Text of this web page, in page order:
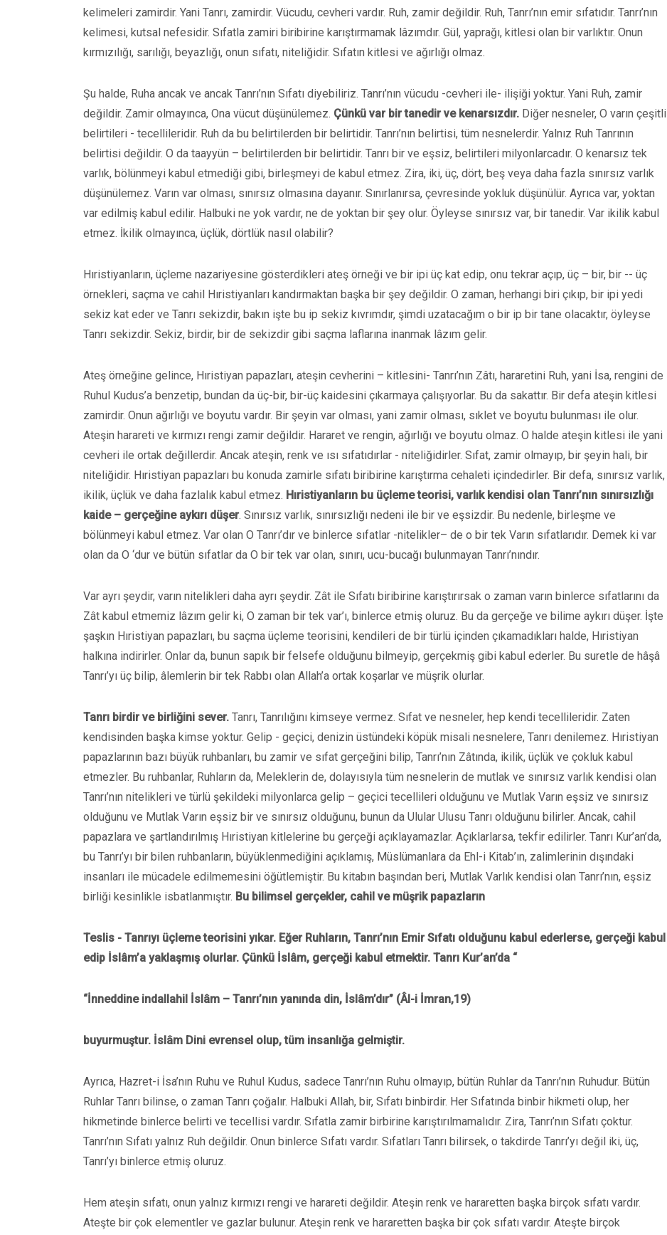
kelimeleri zamirdir. Yani Tanrı, zamirdir. Vücudu, cevheri vardır. Ruh, zamir değildir. Ruh, Tanrı’nın emir sıfatıdır. Tanrı’nın
kelimesi, kutsal nefesidir. Sıfatla zamiri biribirine karıştırmamak lâzımdır. Gül, yaprağı, kitlesi olan bir varlıktır. Onun
kırmızılığı, sarılığı, beyazlığı, onun sıfatı, niteliğidir. Sıfatın kitlesi ve ağırlığı olmaz.
Şu halde, Ruha ancak ve ancak Tanrı’nın Sıfatı diyebiliriz. Tanrı’nın vücudu -cevheri ile- ilişiği yoktur. Yani Ruh, zamir
değildir. Zamir olmayınca, Ona vücut düşünülemez. Çünkü var bir tanedir ve kenarsızdır. Diğer nesneler, O varın çeşitli
belirtileri - tecellileridir. Ruh da bu belirtilerden bir belirtidir. Tanrı’nın belirtisi, tüm nesnelerdir. Yalnız Ruh Tanrının
belirtisi değildir. O da taayyün – belirtilerden bir belirtidir. Tanrı bir ve eşsiz, belirtileri milyonlarcadır. O kenarsız tek
varlık, bölünmeyi kabul etmediği gibi, birleşmeyi de kabul etmez. Zira, iki, üç, dört, beş veya daha fazla sınırsız varlık
düşünülemez. Varın var olması, sınırsız olmasına dayanır. Sınırlanırsa, çevresinde yokluk düşünülür. Ayrıca var, yoktan
var edilmiş kabul edilir. Halbuki ne yok vardır, ne de yoktan bir şey olur. Öyleyse sınırsız var, bir tanedir. Var ikilik kabul
etmez. İkilik olmayınca, üçlük, dörtlük nasıl olabilir?
Hıristiyanların, üçleme nazariyesine gösterdikleri ateş örneği ve bir ipi üç kat edip, onu tekrar açıp, üç – bir, bir -- üç
örnekleri, saçma ve cahil Hıristiyanları kandırmaktan başka bir şey değildir. O zaman, herhangi biri çıkıp, bir ipi yedi
sekiz kat eder ve Tanrı sekizdir, bakın işte bu ip sekiz kıvrımdır, şimdi uzatacağım o bir ip bir tane olacaktır, öyleyse
Tanrı sekizdir. Sekiz, birdir, bir de sekizdir gibi saçma laflarına inanmak lâzım gelir.
Ateş örneğine gelince, Hıristiyan papazları, ateşin cevherini – kitlesini- Tanrı’nın Zâtı, hararetini Ruh, yani İsa, rengini de
Ruhul Kudus’a benzetip, bundan da üç-bir, bir-üç kaidesini çıkarmaya çalışıyorlar. Bu da sakattır. Bir defa ateşin kitlesi
zamirdir. Onun ağırlığı ve boyutu vardır. Bir şeyin var olması, yani zamir olması, sıklet ve boyutu bulunması ile olur.
Ateşin harareti ve kırmızı rengi zamir değildir. Hararet ve rengin, ağırlığı ve boyutu olmaz. O halde ateşin kitlesi ile yani
cevheri ile ortak değillerdir. Ancak ateşin, renk ve ısı sıfatıdırlar - niteliğidirler. Sıfat, zamir olmayıp, bir şeyin hali, bir
niteliğidir. Hıristiyan papazları bu konuda zamirle sıfatı biribirine karıştırma cehaleti içindedirler. Bir defa, sınırsız varlık,
ikilik, üçlük ve daha fazlalık kabul etmez. Hıristiyanların bu üçleme teorisi, varlık kendisi olan Tanrı’nın sınırsızlığı
kaide – gerçeğine aykırı düşer. Sınırsız varlık, sınırsızlığı nedeni ile bir ve eşsizdir. Bu nedenle, birleşme ve
bölünmeyi kabul etmez. Var olan O Tanrı’dır ve binlerce sıfatlar -nitelikler– de o bir tek Varın sıfatlarıdır. Demek ki var
olan da O ‘dur ve bütün sıfatlar da O bir tek var olan, sınırı, ucu-bucağı bulunmayan Tanrı’nındır.
Var ayrı şeydir, varın nitelikleri daha ayrı şeydir. Zât ile Sıfatı biribirine karıştırırsak o zaman varın binlerce sıfatlarını da
Zât kabul etmemiz lâzım gelir ki, O zaman bir tek var’ı, binlerce etmiş oluruz. Bu da gerçeğe ve bilime aykırı düşer. İşte
şaşkın Hıristiyan papazları, bu saçma üçleme teorisini, kendileri de bir türlü içinden çıkamadıkları halde, Hıristiyan
halkına indirirler. Onlar da, bunun sapık bir felsefe olduğunu bilmeyip, gerçekmiş gibi kabul ederler. Bu suretle de hâşâ
Tanrı’yı üç bilip, âlemlerin bir tek Rabbı olan Allah’a ortak koşarlar ve müşrik olurlar.
Tanrı birdir ve birliğini sever. Tanrı, Tanrılığını kimseye vermez. Sıfat ve nesneler, hep kendi tecellileridir. Zaten
kendisinden başka kimse yoktur. Gelip - geçici, denizin üstündeki köpük misali nesnelere, Tanrı denilemez. Hıristiyan
papazlarının bazı büyük ruhbanları, bu zamir ve sıfat gerçeğini bilip, Tanrı’nın Zâtında, ikilik, üçlük ve çokluk kabul
etmezler. Bu ruhbanlar, Ruhların da, Meleklerin de, dolayısıyla tüm nesnelerin de mutlak ve sınırsız varlık kendisi olan
Tanrı’nın nitelikleri ve türlü şekildeki milyonlarca gelip – geçici tecellileri olduğunu ve Mutlak Varın eşsiz ve sınırsız
olduğunu ve Mutlak Varın eşsiz bir ve sınırsız olduğunu, bunun da Ulular Ulusu Tanrı olduğunu bilirler. Ancak, cahil
papazlara ve şartlandırılmış Hıristiyan kitlelerine bu gerçeği açıklayamazlar. Açıklarlarsa, tekfir edilirler. Tanrı Kur’an’da,
bu Tanrı’yı bir bilen ruhbanların, büyüklenmediğini açıklamış, Müslümanlara da Ehl-i Kitab’ın, zalimlerinin dışındaki
insanları ile mücadele edilmemesini öğütlemiştir. Bu kitabın başından beri, Mutlak Varlık kendisi olan Tanrı’nın, eşsiz
birliği kesinlikle isbatlanmıştır. Bu bilimsel gerçekler, cahil ve müşrik papazların
Teslis - Tanrıyı üçleme teorisini yıkar. Eğer Ruhların, Tanrı’nın Emir Sıfatı olduğunu kabul ederlerse, gerçeği kabul
edip İslâm’a yaklaşmış olurlar. Çünkü İslâm, gerçeği kabul etmektir. Tanrı Kur’an’da “
“İnneddine indallahil İslâm – Tanrı’nın yanında din, İslâm’dır” (Âl-i İmran,19)
buyurmuştur. İslâm Dini evrensel olup, tüm insanlığa gelmiştir.
Ayrıca, Hazret-i İsa’nın Ruhu ve Ruhul Kudus, sadece Tanrı’nın Ruhu olmayıp, bütün Ruhlar da Tanrı’nın Ruhudur. Bütün
Ruhlar Tanrı bilinse, o zaman Tanrı çoğalır. Halbuki Allah, bir, Sıfatı binbirdir. Her Sıfatında binbir hikmeti olup, her
hikmetinde binlerce belirti ve tecellisi vardır. Sıfatla zamir birbirine karıştırılmamalıdır. Zira, Tanrı’nın Sıfatı çoktur.
Tanrı’nın Sıfatı yalnız Ruh değildir. Onun binlerce Sıfatı vardır. Sıfatları Tanrı bilirsek, o takdirde Tanrı’yı değil iki, üç,
Tanrı’yı binlerce etmiş oluruz.
Hem ateşin sıfatı, onun yalnız kırmızı rengi ve harareti değildir. Ateşin renk ve hararetten başka birçok sıfatı vardır.
Ateşte bir çok elementler ve gazlar bulunur. Ateşin renk ve hararetten başka bir çok sıfatı vardır. Ateşte birçok